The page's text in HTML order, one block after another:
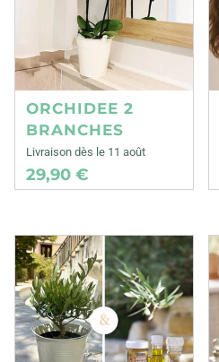
ORCHIDEE 2
BRANCHES
Livraison dès le 11 août
29,90 €